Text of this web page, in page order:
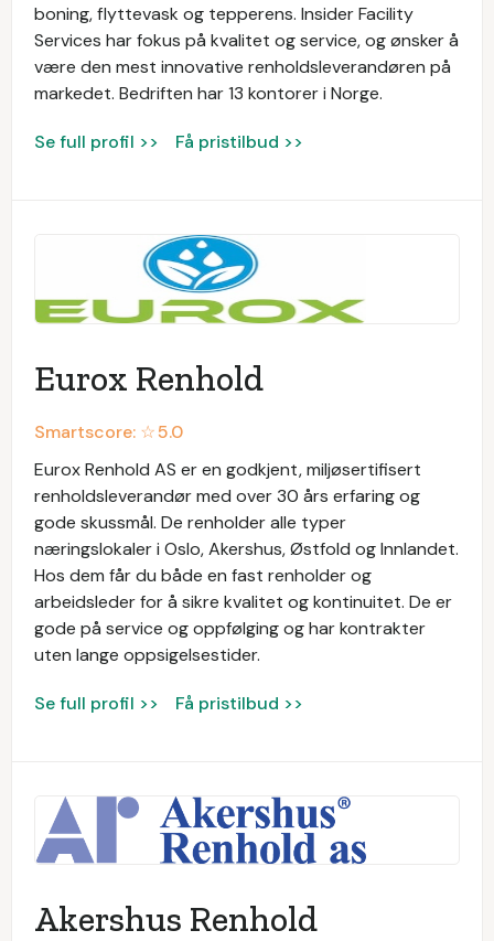
boning, flyttevask og tepperens. Insider Facility
Services har fokus på kvalitet og service, og ønsker å
være den mest innovative renholdsleverandøren på
markedet. Bedriften har 13 kontorer i Norge.
Se full profil >> Få pristilbud >>
Eurox Renhold
Smartscore: ☆5.0
Eurox Renhold AS er en godkjent, miljøsertifisert
renholdsleverandør med over 30 års erfaring og
gode skussmål. De renholder alle typer
næringslokaler i Oslo, Akershus, Østfold og Innlandet.
Hos dem får du både en fast renholder og
arbeidsleder for å sikre kvalitet og kontinuitet. De er
gode på service og oppfølging og har kontrakter
uten lange oppsigelsestider.
Se full profil >> Få pristilbud >>
Akershus Renhold